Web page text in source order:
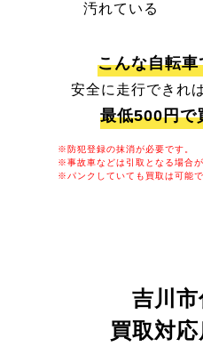
汚れている
こんな自転
安全に走行できれ
最低500円で
※防犯登録の抹消が必要です。
※事故車などは引取となる場合が
※パンクしていても買取は可能
吉川
買取対